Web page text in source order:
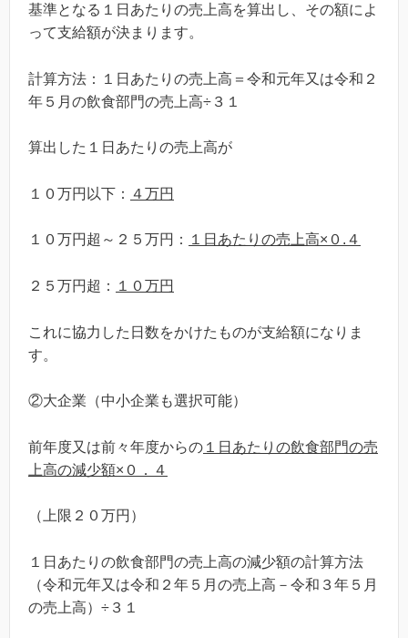
基準となる１日あたりの売上高を算出し、その額によ
って支給額が決まります。
計算方法：１日あたりの売上高＝令和元年又は令和２
年５月の飲食部門の売上高÷３１
算出した１日あたりの売上高が
１０万円以下： ４万円
１０万円超～２５万円： １日あたりの売上高×０.４
２５万円超： １０万円
これに協力した日数をかけたものが支給額になりま
す。
②大企業（中小企業も選択可能）
前年度又は前々年度からの １日あたりの飲食部門の売
上高の減少額×０．４
（上限２０万円）
１日あたりの飲食部門の売上高の減少額の計算方法
（令和元年又は令和２年５月の売上高－令和３年５月
の売上高）÷３１